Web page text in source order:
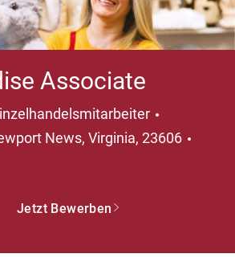
Associate
News, Virginia, 23606
Jetzt Bewerben